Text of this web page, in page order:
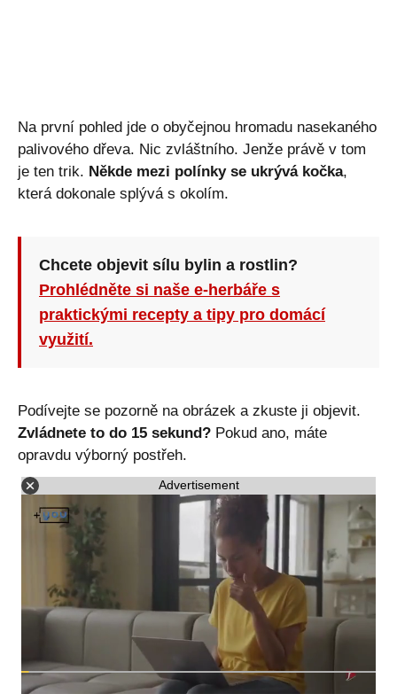
Na první pohled jde o obyčejnou hromadu nasekaného
palivového dřeva. Nic zvláštního. Jenže právě v tom
je ten trik. Někde mezi polínky se ukrývá kočka,
která dokonale splývá s okolím.
Chcete objevit sílu bylin a rostlin?
Prohlédněte si naše e-herbáře s
praktickými recepty a tipy pro domácí
využití.
Podívejte se pozorně na obrázek a zkuste ji objevit.
Zvládnete to do 15 sekund? Pokud ano, máte
opravdu výborný postřeh.
Advertisement